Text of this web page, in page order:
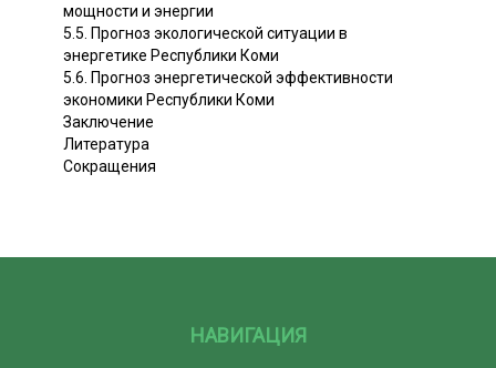
мощности и энергии
5.5. Прогноз экологической ситуации в
энергетике Республики Коми
5.6. Прогноз энергетической эффективности
экономики Республики Коми
Заключение
Литература
Сокращения
НАВИГАЦИЯ